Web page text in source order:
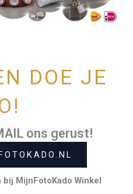
DOE JE
ons gerust!
MijnFotoKado Winkel